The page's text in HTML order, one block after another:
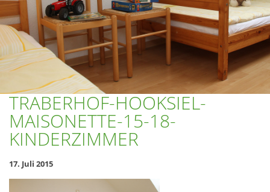
TRABERHOF-HOOKSIEL-
MAISONETTE-15-18-
KINDERZIMMER
17. Juli 2015